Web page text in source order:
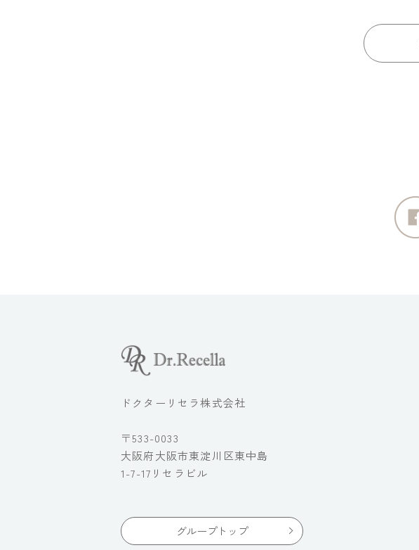
ドクターリセラ株式会社
〒533-0033
大阪府大阪市東淀川区東中島
1-7-17リセラビル
グループトップ